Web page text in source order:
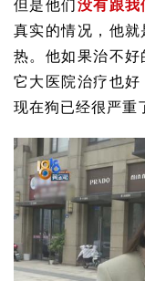
真实的情况，他
热。他如果治不
它大医院治疗也好
现在狗已经很严重